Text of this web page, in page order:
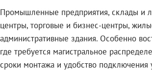
Промышленные предприятия, склады и
центры, торговые и бизнес-центры,
административные здания. Особенно
где требуется магистральное
сроки монтажа и удобство